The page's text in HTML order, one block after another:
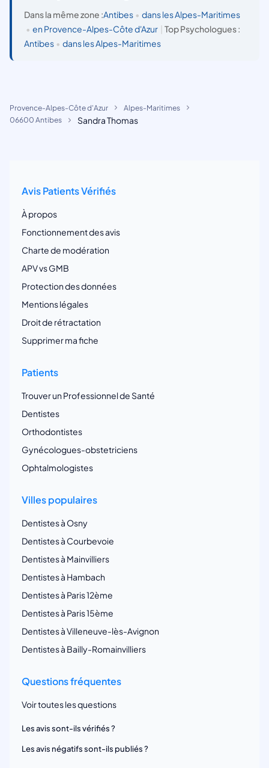
Dans la même zone :Antibes • dans les Alpes-Maritimes
• en Provence-Alpes-Côte d'Azur
Top Psychologues :
Antibes • dans les Alpes-Maritimes
Provence-Alpes-Côte d'Azur
Alpes-Maritimes
06600 Antibes
Sandra Thomas
Avis Patients Vérifiés
À propos
Fonctionnement des avis
Charte de modération
APV vs GMB
Protection des données
Mentions légales
Droit de rétractation
Supprimer ma fiche
Patients
Trouver un Professionnel de Santé
Dentistes
Orthodontistes
Gynécologues-obstetriciens
Ophtalmologistes
Villes populaires
Dentistes à Osny
Dentistes à Courbevoie
Dentistes à Mainvilliers
Dentistes à Hambach
Dentistes à Paris 12ème
Dentistes à Paris 15ème
Dentistes à Villeneuve-lès-Avignon
Dentistes à Bailly-Romainvilliers
Questions fréquentes
Voir toutes les questions
Les avis sont-ils vérifiés ?
Les avis négatifs sont-ils publiés ?